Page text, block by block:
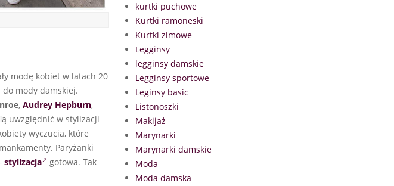
modę kobiet w latach 20
do mody damskiej.
, Audrey Hepburn,
uwzględnić w stylizacji
wyczucia, które
Paryżanki
stylizacja
gotowa. Tak
kurtki puchowe
Kurtki ramoneski
Kurtki zimowe
Legginsy
legginsy damskie
Legginsy sportowe
Leginsy basic
Listonoszki
Makijaż
Marynarki
Marynarki damskie
Moda
Moda damska